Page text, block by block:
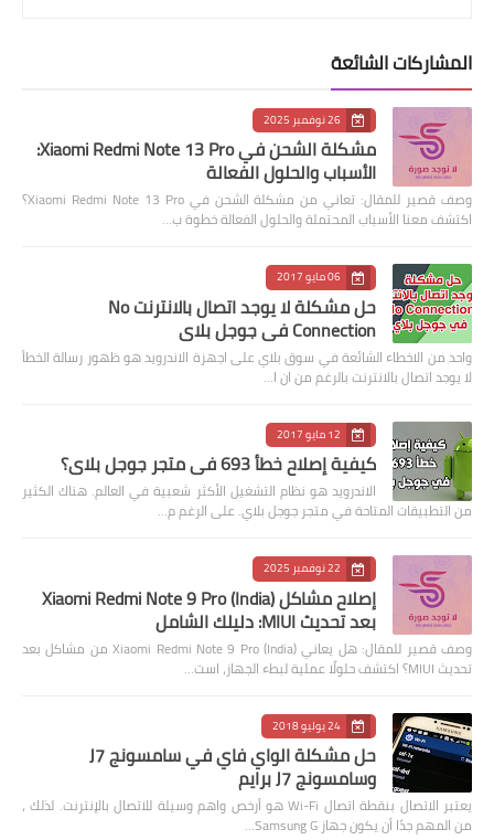
المشاركات الشائعة
26 نوفمبر 2025
مشكلة الشحن في Xiaomi Redmi Note 13 Pro:
الأسباب والحلول الفعالة
وصف قصير للمقال: تعاني من مشكلة الشحن في Xiaomi Redmi Note 13 Pro؟
اكتشف معنا الأسباب المحتملة والحلول الفعالة خطوة ب…
06 مايو 2017
حل مشكلة لا يوجد اتصال بالانترنت No
Connection في جوجل بلاي
واحد من الاخطاء الشائعة في سوق بلاي على اجهزة الاندرويد هو ظهور رسالة الخطأ
لا يوجد اتصال بالانترنت بالرغم من ان ا…
12 مايو 2017
كيفية إصلاح خطأ 693 في متجر جوجل بلاي؟
الاندرويد هو نظام التشغيل الأكثر شعبية في العالم. هناك الكثير
من التطبيقات المتاحة في متجر جوجل بلاي. على الرغم م…
22 نوفمبر 2025
إصلاح مشاكل Xiaomi Redmi Note 9 Pro (India)
بعد تحديث MIUI: دليلك الشامل
وصف قصير للمقال: هل يعاني Xiaomi Redmi Note 9 Pro (India) من مشاكل بعد
تحديث MIUI؟ اكتشف حلولًا عملية لبطء الجهاز، است…
24 يوليو 2018
حل مشكلة الواي فاي في سامسونج J7
وسامسونج J7 برايم
يعتبر الاتصال بنقطة اتصال Wi-Fi هو أرخص واهم وسيلة للاتصال بالإنترنت. لذلك ،
من المهم جدًا أن يكون جهاز Samsung G…